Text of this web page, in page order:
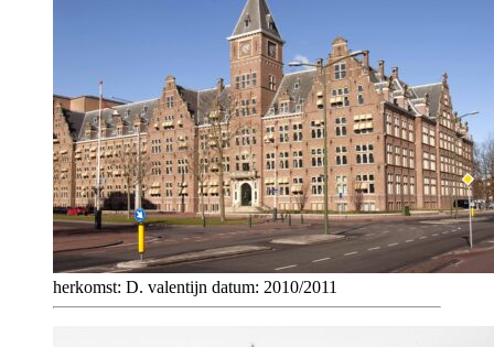
herkomst: D. valentijn datum: 2010/2011